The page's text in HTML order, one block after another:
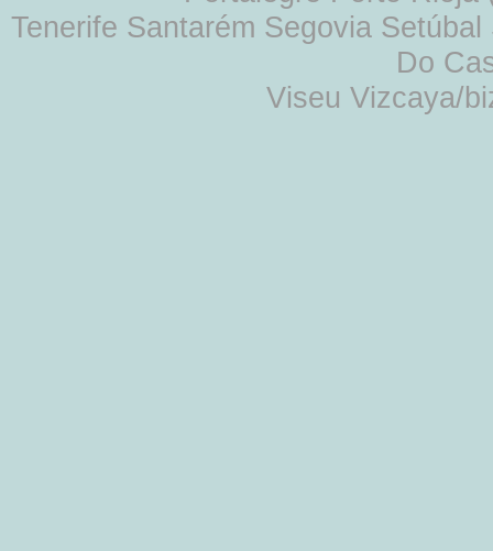
Tenerife Santarém Segovia
Do
Viseu Vizcaya/